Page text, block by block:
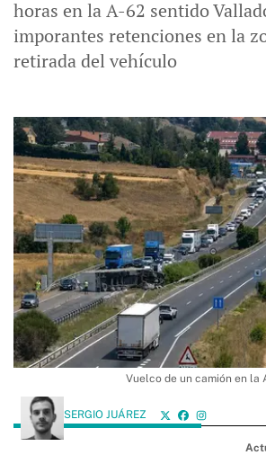
horas en la A-62 sentido
imporantes retenciones en la
retirada del vehículo
Vuelco de un camión en la
SERGIO JUÁREZ